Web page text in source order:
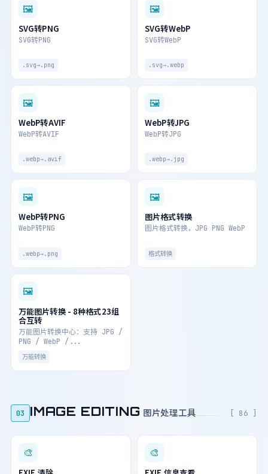
🖼
SVG转PNG
SVG转PNG
.svg→.png
🖼
SVG转WebP
SVG转WebP
.svg→.webp
🖼
WebP转AVIF
WebP转AVIF
.webp→.avif
🖼
WebP转JPG
WebP转JPG
.webp→.jpg
🖼
WebP转PNG
WebP转PNG
.webp→.png
🖼
图片格式转换
图片格式转换，JPG PNG WebP
格式转换
🖼
万能图片转换 - 8种格式23组
合互转
万能图片转换中心：支持 JPG /
PNG / WebP /...
万能转换
03 IMAGE EDITING 图片处理工具 [ 86 ]
🎨 🎨